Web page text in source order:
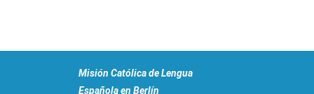
Misión Católica de Lengua
Española en Berlín